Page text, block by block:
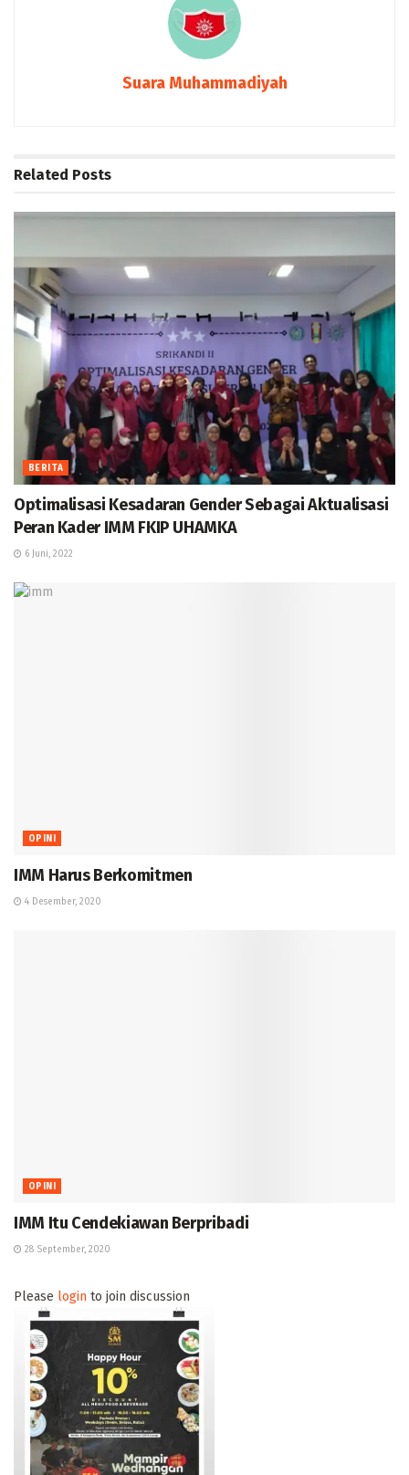
Suara Muhammadiyah
Related Posts
BERITA
Optimalisasi Kesadaran Gender Sebagai Aktualisasi
Peran Kader IMM FKIP UHAMKA
6 Juni, 2022
OPINI
IMM Harus Berkomitmen
4 Desember, 2020
OPINI
IMM Itu Cendekiawan Berpribadi
28 September, 2020
Please login to join discussion